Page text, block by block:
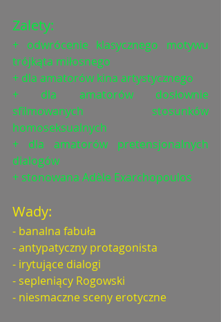
Zalety:
+ odwrócenie klasycznego motywu
trójkąta miłosnego
+ dla amatorów kina artystycznego
+ dla amatorów dosłownie
sfilmowanych stosunków
homoseksualnych
+ dla amatorów pretensjonalnych
dialogów
+ stonowana Adèle Exarchopoulos
Wady:
- banalna fabuła
- antypatyczny protagonista
- irytujące dialogi
- sepleniący Rogowski
- niesmaczne sceny erotyczne